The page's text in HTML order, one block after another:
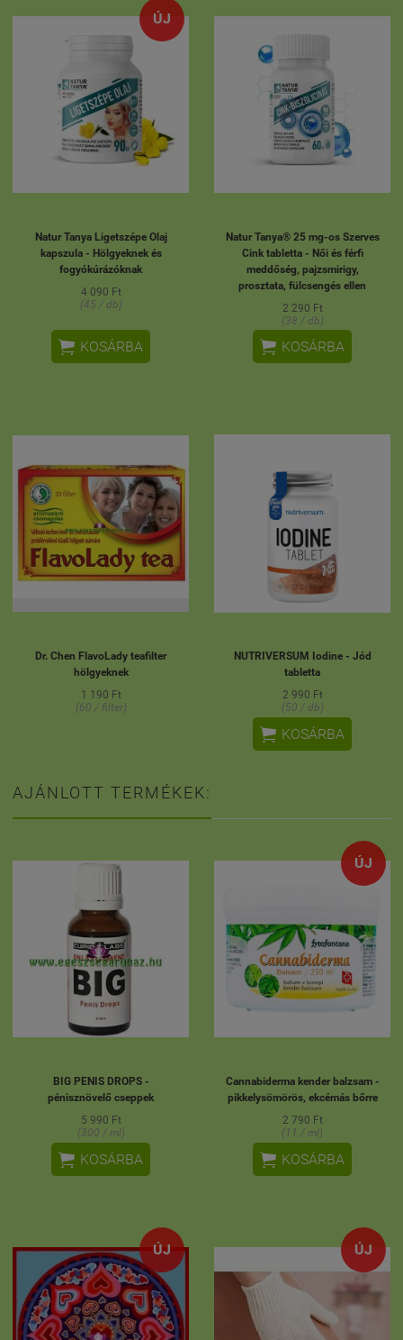
ÚJ
Natur Tanya Ligetszépe Olaj
kapszula - Hölgyeknek és
fogyókúrázóknak
4 090 Ft
(45 / db)
 KOSÁRBA
Natur Tanya® 25 mg-os Szerves
Cink tabletta - Női és férfi
meddőség, pajzsmirigy,
prosztata, fülcsengés ellen
2 290 Ft
(38 / db)
 KOSÁRBA
Dr. Chen FlavoLady teafilter
hölgyeknek
1 190 Ft
(60 / filter)
NUTRIVERSUM Iodine - Jód
tabletta
2 990 Ft
(50 / db)
 KOSÁRBA
AJÁNLOTT TERMÉKEK:
BIG PENIS DROPS -
pénisznövelő cseppek
5 990 Ft
(300 / ml)
 KOSÁRBA
ÚJ
Cannabiderma kender balzsam -
pikkelysömörös, ekcémás bőrre
2 790 Ft
(11 / ml)
 KOSÁRBA
ÚJ ÚJ